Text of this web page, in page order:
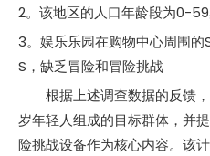
2。该地区的人口年龄段为0-
3。娱乐乐园在购物中心周围
S，缺乏冒险和冒险挑战
根据上述调查数据的反馈
岁年轻人组成的目标群体，并
险挑战设备作为核心内容。该